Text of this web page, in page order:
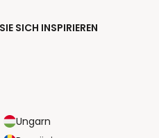
SICH INSPIRIEREN
Ungarn